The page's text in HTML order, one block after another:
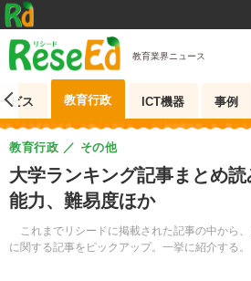
教育業界ニュース
ビス 教育行政 ICT機器 事例
大学ランキング記事まとめ
能力、難易度ほか
これまでリシードに掲載された記事の中から
に関する記事をピックアップ。一挙に紹介する。
教育行政 その他